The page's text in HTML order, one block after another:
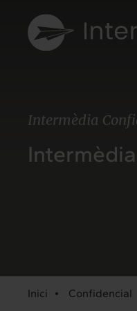
Intermèdia
Inici Confidencial